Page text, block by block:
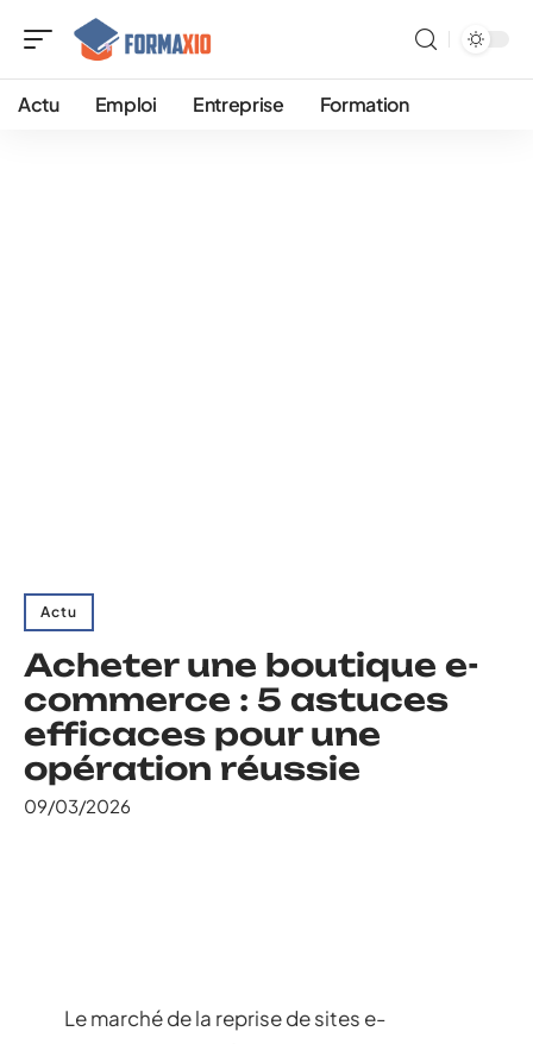
Actu Emploi Entreprise Formation
Actu
Acheter une boutique e-
commerce : 5 astuces
efficaces pour une
opération réussie
09/03/2026
Le marché de la reprise de sites e-